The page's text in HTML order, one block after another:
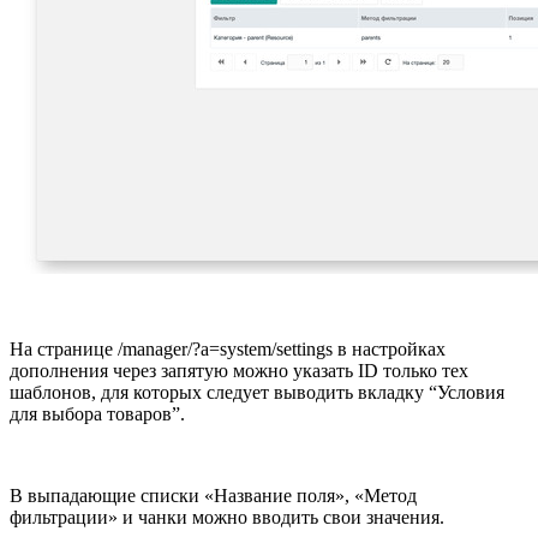
На странице /manager/?a=system/settings в настройках
дополнения через запятую можно указать ID только тех
шаблонов, для которых следует выводить вкладку “Условия
для выбора товаров”.
В выпадающие списки «Название поля», «Метод
фильтрации» и чанки можно вводить свои значения.